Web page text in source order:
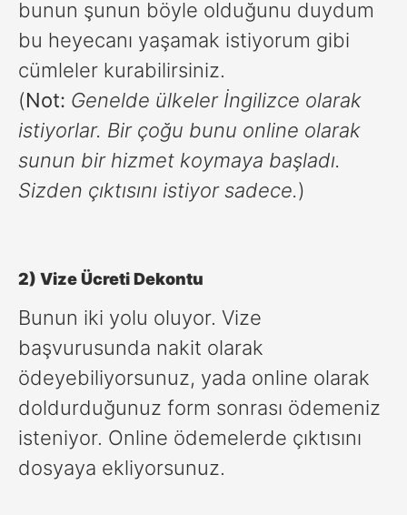
bunun şunun böyle olduğunu duydum
bu heyecanı yaşamak istiyorum gibi
cümleler kurabilirsiniz.
(Not: Genelde ülkeler İngilizce olarak
istiyorlar. Bir çoğu bunu online olarak
sunun bir hizmet koymaya başladı.
Sizden çıktısını istiyor sadece.)
2) Vize Ücreti Dekontu
Bunun iki yolu oluyor. Vize
başvurusunda nakit olarak
ödeyebiliyorsunuz, yada online olarak
doldurduğunuz form sonrası ödemeniz
isteniyor. Online ödemelerde çıktısını
dosyaya ekliyorsunuz.